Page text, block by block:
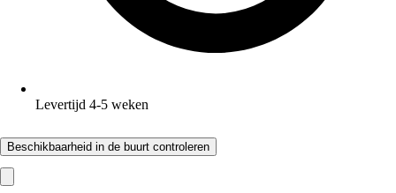
Levertijd 4-5 weken
Beschikbaarheid in de buurt controleren